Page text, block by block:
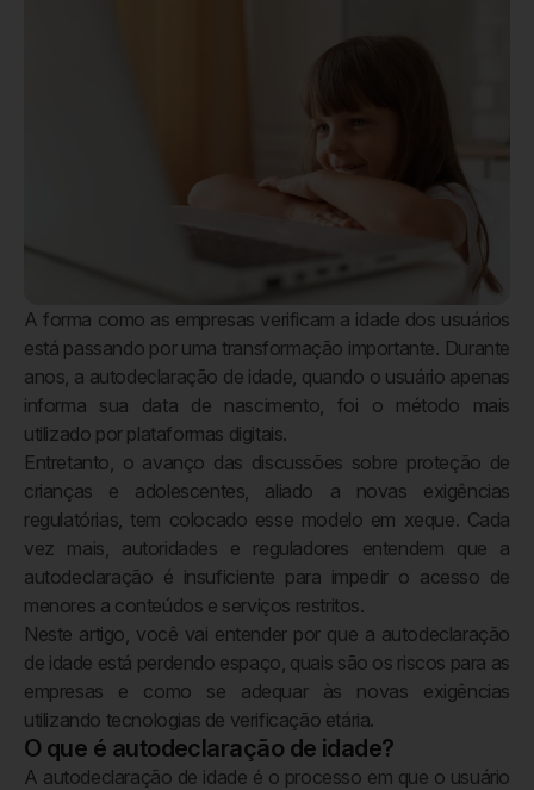
A forma como as empresas verificam a idade dos usuários
está passando por uma transformação importante. Durante
anos, a autodeclaração de idade, quando o usuário apenas
informa sua data de nascimento, foi o método mais
utilizado por plataformas digitais.
Entretanto, o avanço das discussões sobre proteção de
crianças e adolescentes, aliado a novas exigências
regulatórias, tem colocado esse modelo em xeque. Cada
vez mais, autoridades e reguladores entendem que a
autodeclaração é insuficiente para impedir o acesso de
menores a conteúdos e serviços restritos.
Neste artigo, você vai entender por que a autodeclaração
de idade está perdendo espaço, quais são os riscos para as
empresas e como se adequar às novas exigências
utilizando tecnologias de verificação etária.
O que é autodeclaração de idade?
A autodeclaração de idade é o processo em que o usuário